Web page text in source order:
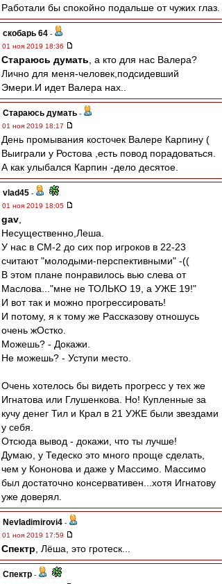
Работали бы спокойно подальше от чужих глаз.
скобарь 64 -
01 ноя 2019 18:36
Стараюсь думать , а кто для нас Валера?
Лично для меня-человек,подсидевший
Эмери.И идет Валера нах..
Стараюсь думать -
01 ноя 2019 18:17
День промывания косточек Валере Карпину (
Выиграли у Ростова ,есть повод порадоваться.
А как улыбался Карпин -дело десятое.
vlad45 -
01 ноя 2019 18:05
gav
Несущественно,Леша.
У нас в СМ-2 до сих пор игроков в 22-23
считают "молодыми-перспективными" -((
В этом плане понравилось вью слева от
Маслова..."мне не ТОЛЬКО 19, а УЖЕ 19!"
И вот так и можно прогрессировать!
И потому, я к тому же Рассказову отношусь
очень жОстко.
Можешь? - Докажи.
Не можешь? - Уступи место.
Очень хотелось бы видеть прогресс у тех же
Игнатова или Глушенкова. Но! Купленные за
кучу денег Тил и Крал в 21 УЖЕ были звездами
у себя.
Отсюда вывод - докажи, что ты лучше!
Думаю, у Тедеско это много проще сделать,
чем у Кононова и даже у Массимо. Массимо
был достаточно консервативен...хотя Игнатову
уже доверял.
Nevladimirovi4 -
01 ноя 2019 17:59
Спектр , Лёша, это гротеск...
Спектр -